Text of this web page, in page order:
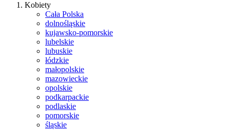
Kobiety
Cała Polska
dolnośląskie
kujawsko-pomorskie
lubelskie
lubuskie
łódzkie
małopolskie
mazowieckie
opolskie
podkarpackie
podlaskie
pomorskie
śląskie